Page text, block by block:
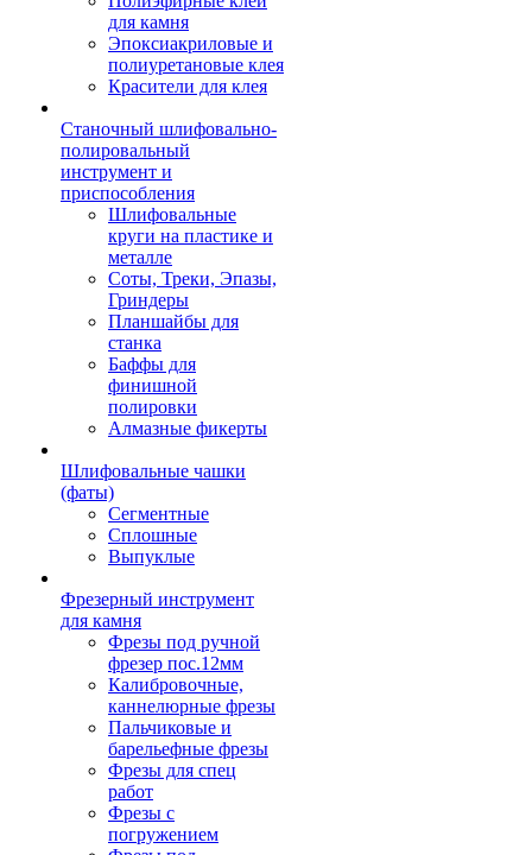
для камня
Эпоксиакриловые и
полиуретановые клея
Красители для клея
Станочный шлифовально-
полировальный
инструмент и
приспособления
Шлифовальные
круги на пластике и
металле
Соты, Треки, Эпазы,
Гриндеры
Планшайбы для
станка
Баффы для
финишной
полировки
Алмазные фикерты
Шлифовальные чашки
(фаты)
Сегментные
Сплошные
Выпуклые
Фрезерный инструмент
для камня
Фрезы под ручной
фрезер пос.12мм
Калибровочные,
каннелюрные фрезы
Пальчиковые и
барельефные фрезы
Фрезы для спец
работ
Фрезы с
погружением